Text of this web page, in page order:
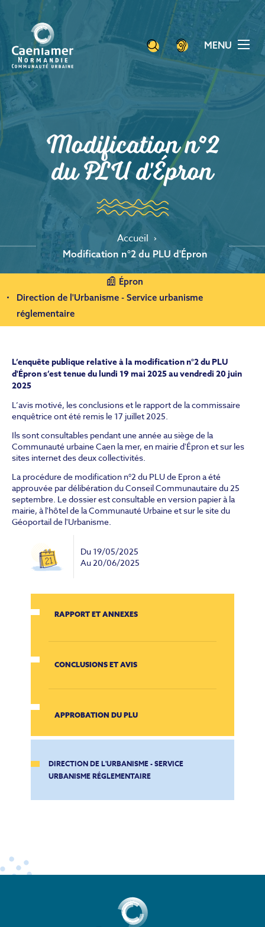
contenu
principal
MENU
Modification n°2
du PLU d'Épron
Accueil
Modification n°2 du PLU d'Épron
Épron
Direction de l'Urbanisme - Service urbanisme
réglementaire
L’enquête publique relative à la modification n°2 du PLU
d'Épron s’est tenue du lundi 19 mai 2025 au vendredi 20 juin
2025
L’avis motivé, les conclusions et le rapport de la commissaire
enquêtrice ont été remis le 17 juillet 2025.
Ils sont consultables pendant une année au siège de la
Communauté urbaine Caen la mer, en mairie d'Épron et sur les
sites internet des deux collectivités.
La procédure de modification n°2 du PLU de Epron a été
approuvée par délibération du Conseil Communautaire du 25
septembre. Le dossier est consultable en version papier à la
mairie, à l'hôtel de la Communauté Urbaine et sur le site du
Géoportail de l'Urbanisme.
Du 19/05/2025
Au 20/06/2025
RAPPORT ET ANNEXES
CONCLUSIONS ET AVIS
APPROBATION DU PLU
DIRECTION DE L'URBANISME - SERVICE
URBANISME RÉGLEMENTAIRE
Panneau de gestion des cookies